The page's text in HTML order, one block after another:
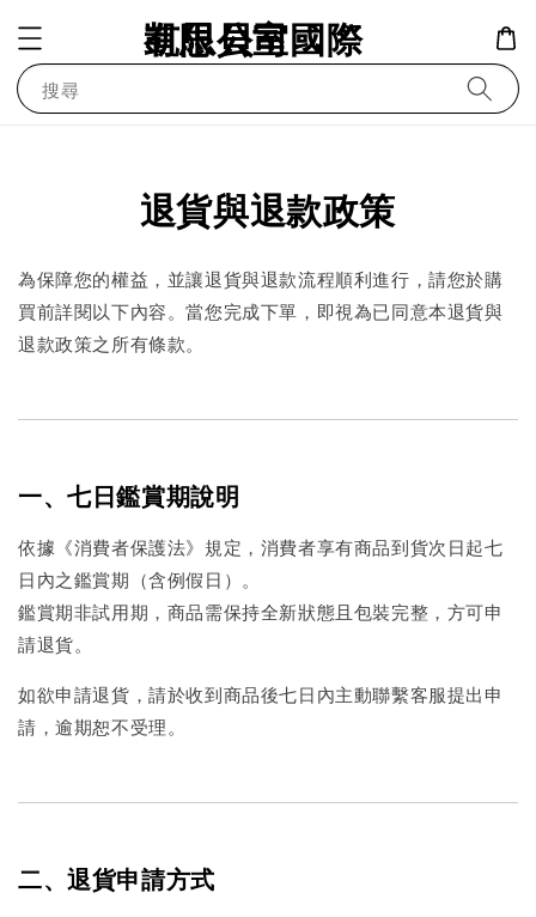
凱思貝室國際有限公司
搜尋
退貨與退款政策
為保障您的權益，並讓退貨與退款流程順利進行，請您於購
買前詳閱以下內容。當您完成下單，即視為已同意本退貨與
退款政策之所有條款。
一、七日鑑賞期說明
依據《消費者保護法》規定，消費者享有商品到貨次日起七
日內之鑑賞期（含例假日）。
鑑賞期非試用期，商品需保持全新狀態且包裝完整，方可申
請退貨。
如欲申請退貨，請於收到商品後七日內主動聯繫客服提出申
請，逾期恕不受理。
二、退貨申請方式